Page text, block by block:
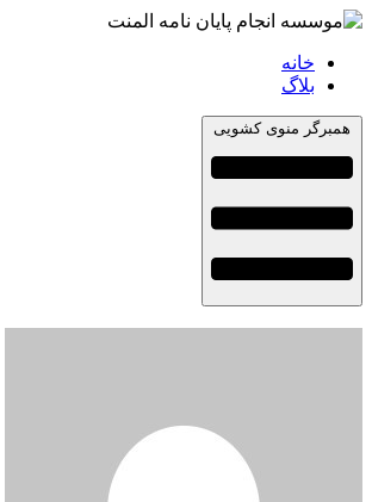
خانه
بلاگ
همبرگر منوی کشویی